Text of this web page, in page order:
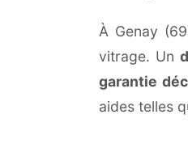
À Genay
vitrage. Un
garantie
aides telles